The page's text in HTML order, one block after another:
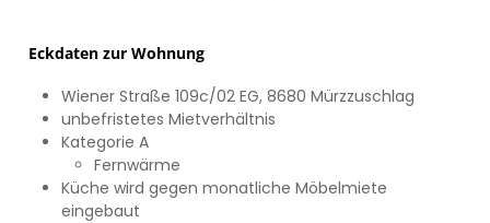
Eckdaten zur Wohnung
Wiener Straße 109c/02 EG, 8680 Mürzzuschlag
unbefristetes Mietverhältnis
Kategorie A
Fernwärme
Küche wird gegen monatliche Möbelmiete
eingebaut